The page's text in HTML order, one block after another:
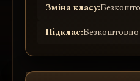
Зміна класу:
Підклас:Безкоштовно